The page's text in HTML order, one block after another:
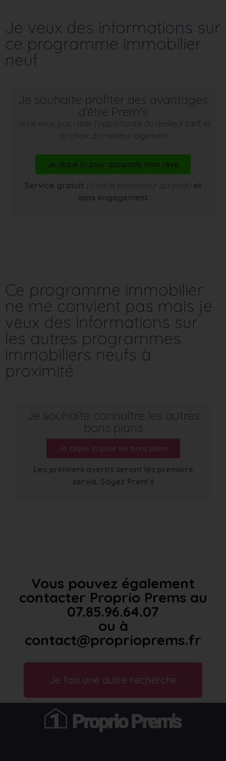
Je veux des informations sur
ce programme immobilier
neuf
Je souhaite profiter des avantages
d'être Prem's
Je ne veux pas rater l’opportunité du meilleur tarif et
du choix du meilleur logement
Je clique ici pour accomplir mon rêve
Service gratuit (c’est le promoteur qui paie) et
sans engagement
Ce programme immobilier
ne me convient pas mais je
veux des informations sur
les autres programmes
immobiliers neufs à
proximité
Je souhaite connaître les autres
bons plans
Je clique ici pour les bons plans
Les premiers avertis seront les premiers
servis. Soyez Prem’s
Vous pouvez également
contacter Proprio Prems au
07.85.96.64.07
ou à
contact@proprioprems.fr
Je fais une autre recherche